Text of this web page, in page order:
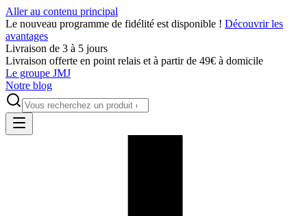
Aller au contenu principal
Le nouveau programme de fidélité est disponible ! Découvrir les
avantages
Livraison de 3 à 5 jours
Livraison offerte en point relais et à partir de 49€ à domicile
Le groupe JMJ
Notre blog